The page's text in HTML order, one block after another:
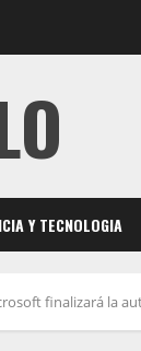
Y TECNOLOGIA
finalizará la